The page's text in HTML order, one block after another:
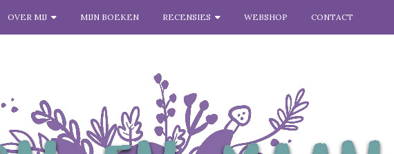
OVER MIJ MIJN BOEKEN RECENSIES WEBSHOP CONTACT